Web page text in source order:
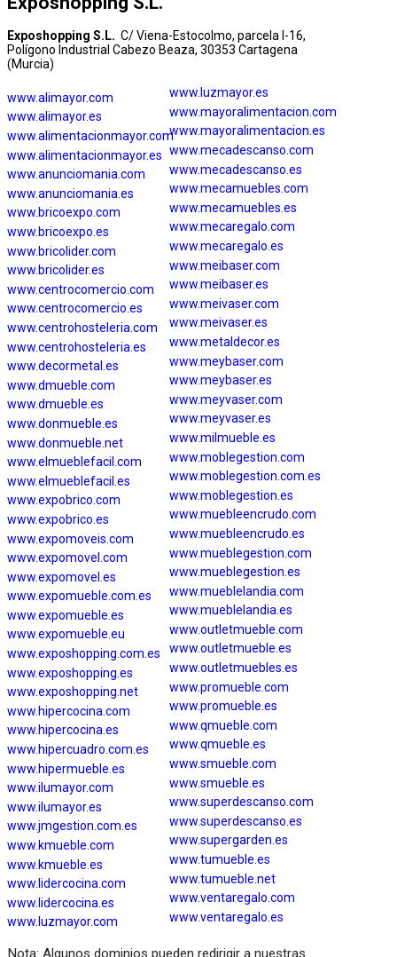
Exposhopping S.L. C/ Viena-Estocolmo, parcela I-16,
Polígono Industrial Cabezo Beaza, 30353 Cartagena
(Murcia)
www.alimayor.com
www.alimayor.es
www.alimentacionmayor.com
www.alimentacionmayor.es
www.anunciomania.com
www.anunciomania.es
www.bricoexpo.com
www.bricoexpo.es
www.bricolider.com
www.bricolider.es
www.centrocomercio.com
www.centrocomercio.es
www.centrohosteleria.com
www.centrohosteleria.es
www.decormetal.es
www.dmueble.com
www.dmueble.es
www.donmueble.es
www.donmueble.net
www.elmueblefacil.com
www.elmueblefacil.es
www.expobrico.com
www.expobrico.es
www.expomoveis.com
www.expomovel.com
www.expomovel.es
www.expomueble.com.es
www.expomueble.es
www.expomueble.eu
www.exposhopping.com.es
www.exposhopping.es
www.exposhopping.net
www.hipercocina.com
www.hipercocina.es
www.hipercuadro.com.es
www.hipermueble.es
www.ilumayor.com
www.ilumayor.es
www.jmgestion.com.es
www.kmueble.com
www.kmueble.es
www.lidercocina.com
www.lidercocina.es
www.luzmayor.com
www.luzmayor.es
www.mayoralimentacion.com
www.mayoralimentacion.es
www.mecadescanso.com
www.mecadescanso.es
www.mecamuebles.com
www.mecamuebles.es
www.mecaregalo.com
www.mecaregalo.es
www.meibaser.com
www.meibaser.es
www.meivaser.com
www.meivaser.es
www.metaldecor.es
www.meybaser.com
www.meybaser.es
www.meyvaser.com
www.meyvaser.es
www.milmueble.es
www.moblegestion.com
www.moblegestion.com.es
www.moblegestion.es
www.muebleencrudo.com
www.muebleencrudo.es
www.mueblegestion.com
www.mueblegestion.es
www.mueblelandia.com
www.mueblelandia.es
www.outletmueble.com
www.outletmueble.es
www.outletmuebles.es
www.promueble.com
www.promueble.es
www.qmueble.com
www.qmueble.es
www.smueble.com
www.smueble.es
www.superdescanso.com
www.superdescanso.es
www.supergarden.es
www.tumueble.es
www.tumueble.net
www.ventaregalo.com
www.ventaregalo.es
Nota: Algunos dominios pueden redirigir a nuestras